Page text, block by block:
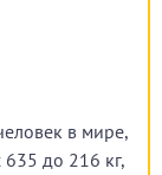
в мире,
до 216 кг,